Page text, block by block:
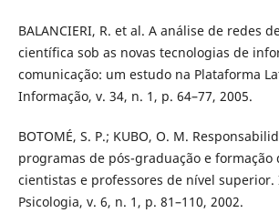
BALANCIERI, R. et al. A análise de redes
científica sob as novas tecnologias de
comunicação: um estudo na Plataforma
Informação, v. 34, n. 1, p. 64–77, 2005.
BOTOMÉ, S. P.; KUBO, O. M.
programas de pós-graduação e formação
cientistas e professores de nível superior.
Psicologia, v. 6, n. 1, p. 81–110, 2002.